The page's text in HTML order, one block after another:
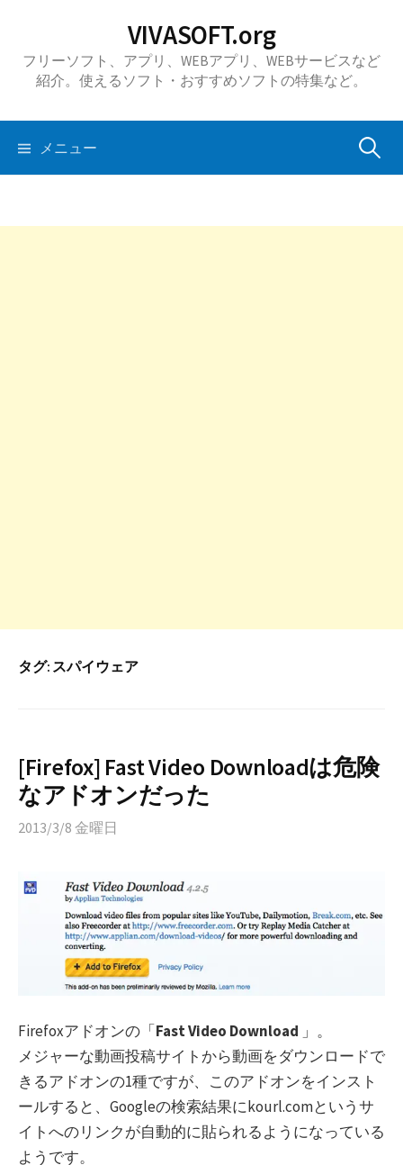
VIVASOFT.org
フリーソフト、アプリ、WEBアプリ、WEBサービスなど
紹介。使えるソフト・おすすめソフトの特集など。
メニュー 検
タグ: スパイウェア
[Firefox] Fast Video Downloadは危険
なアドオンだった
2013/3/8 金曜日
Firefoxアドオンの「Fast Video Download 」。
メジャーな動画投稿サイトから動画をダウンロードで
きるアドオンの1種ですが、このアドオンをインスト
ールすると、Googleの検索結果にkourl.comというサ
イトへのリンクが自動的に貼られるようになっている
ようです。